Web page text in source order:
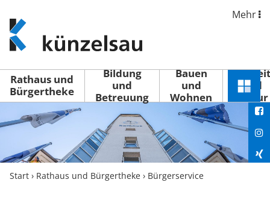
www.kuenzelsau.de
(zur
Startseite)
Mehr
Rathaus und
Bürgertheke
Bildung
und
Betreuung
Bauen
und
Wohnen
Freizeit
und
Kultur
Menü
Start › Rathaus und Bürgertheke › Bürgerservice